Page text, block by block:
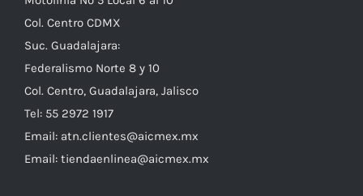
Col. Centro CDMX
Suc. Guadalajara:
Federalismo Norte 8 y 10
Col. Centro, Guadalajara, Jalisco
Tel: 55 2972 1917
Email: atn.clientes@aicmex.mx
Email: tiendaenlinea@aicmex.mx